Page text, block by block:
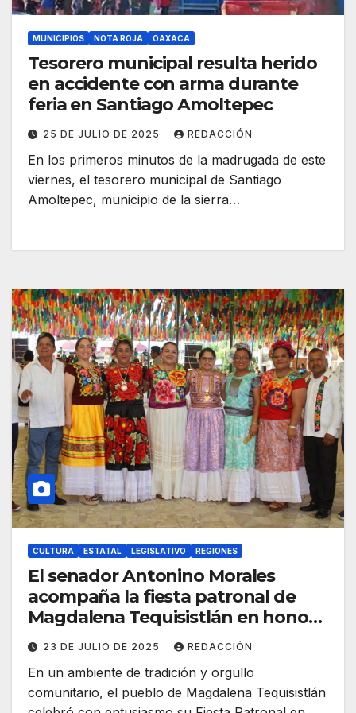
MUNICIPIOS NOTA ROJA OAXACA
Tesorero municipal resulta herido
en accidente con arma durante
feria en Santiago Amoltepec
25 DE JULIO DE 2025 REDACCIÓN
En los primeros minutos de la madrugada de este
viernes, el tesorero municipal de Santiago
Amoltepec, municipio de la sierra…
CULTURA ESTATAL LEGISLATIVO REGIONES
El senador Antonino Morales
acompaña la fiesta patronal de
Magdalena Tequisistlán en honor
a Santa María Magdalena
23 DE JULIO DE 2025 REDACCIÓN
En un ambiente de tradición y orgullo
comunitario, el pueblo de Magdalena Tequisistlán